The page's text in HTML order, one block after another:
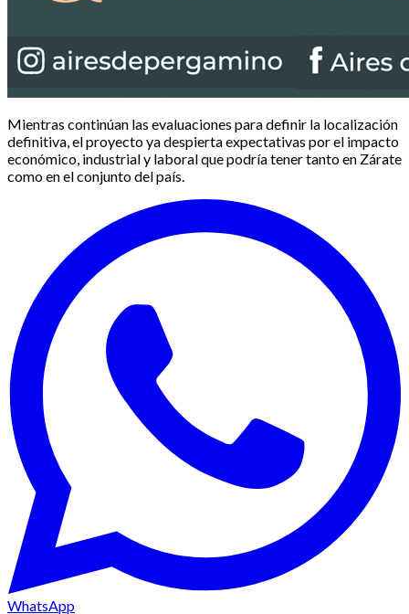
Mientras continúan las evaluaciones para definir la localización
definitiva, el proyecto ya despierta expectativas por el impacto
económico, industrial y laboral que podría tener tanto en Zárate
como en el conjunto del país.
WhatsApp